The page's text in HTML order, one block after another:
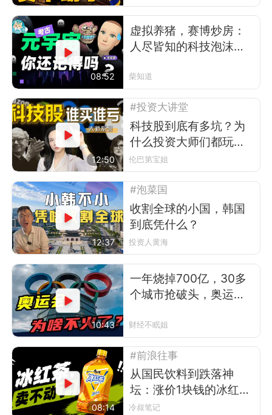
08:52
虚拟养猪，赛博炒房：
人尽皆知的科技泡沫是
柴知道
12:50
#投资大讲堂
科技股到底有多坑？为
什么投资大师们都玩不
转科技股？
伦巴第宝姐
12:37
#泡菜国
收割全球的小国，韩国
到底凭什么？
投资人黄海
10:43
一年烧掉700亿，30多
个城市抢破头，奥运会
财经不眠姐
08:14
#前浪往事
从国民饮料到跌落神
坛：涨价1块钱的冰红
茶，被年轻人抛弃了
冷叔笔记